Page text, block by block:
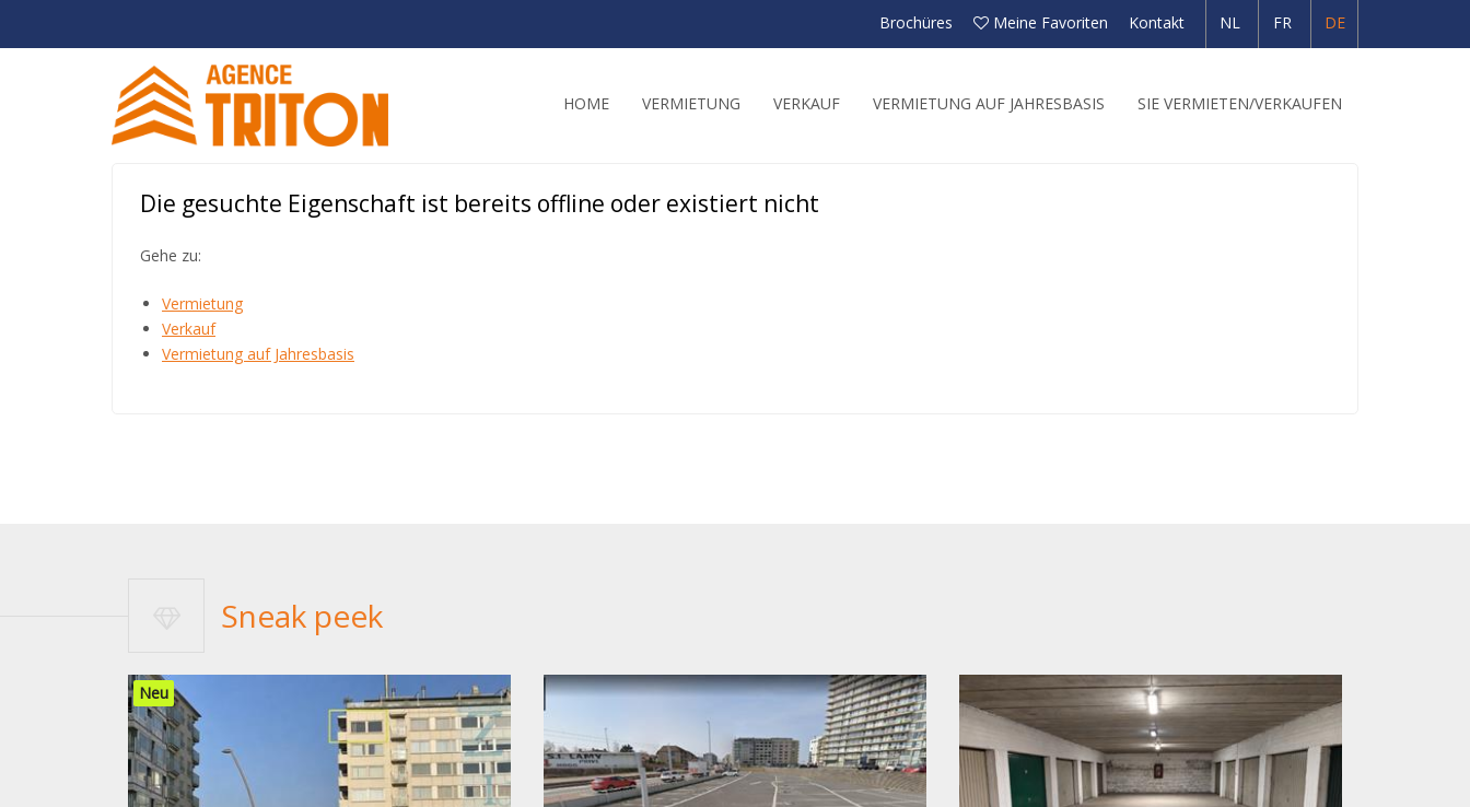
Brochüres Meine Favoriten Kontakt NL FR DE
HOME VERMIETUNG VERKAUF VERMIETUNG AUF JAHRESBASIS SIE VERMIETEN/VERKAUFEN
Die gesuchte Eigenschaft ist bereits offline oder existiert nicht
Gehe zu:
Vermietung
Verkauf
Vermietung auf Jahresbasis
Sneak peek
Neu